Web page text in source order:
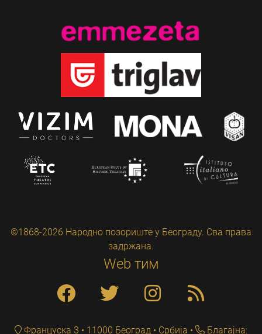
©1868-2026 Народно позориште у Београду. Сва права
задржана.
Web тим
Француска 3 • 11000 Београд • Србија Благајна: